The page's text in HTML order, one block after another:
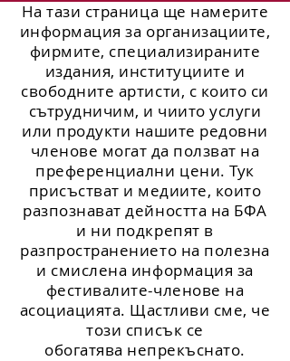
На тази страница ще намерите
информация за организациите,
фирмите, специализираните
издания, институциите и
свободните артисти, с които си
сътрудничим, и чиито услуги
или продукти нашите редовни
членове могат да ползват на
преференциални цени. Тук
присъстват и медиите, които
разпознават дейността на БФА
и ни подкрепят в
разпространението на полезна
и смислена информация за
фестивалите-членове на
асоциацията. Щастливи сме, че
този списък се
обогатява непрекъснато.